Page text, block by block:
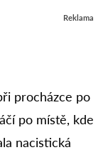
Reklama
procházce po
po místě, kde
nacistická